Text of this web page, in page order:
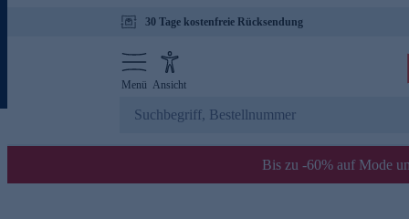
30 Tage kostenfreie Rücksendung
Menü Ansicht
Bis zu -60% auf Mode